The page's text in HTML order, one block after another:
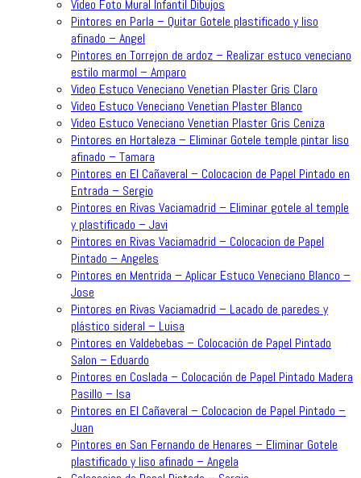
Video Foto Mural Infantil Dibujos
Pintores en Parla – Quitar Gotele plastificado y liso
afinado – Angel
Pintores en Torrejon de ardoz – Realizar estuco veneciano
estilo marmol – Amparo
Video Estuco Veneciano Venetian Plaster Gris Claro
Video Estuco Veneciano Venetian Plaster Blanco
Video Estuco Veneciano Venetian Plaster Gris Ceniza
Pintores en Hortaleza – Eliminar Gotele temple pintar liso
afinado – Tamara
Pintores en El Cañaveral – Colocacion de Papel Pintado en
Entrada – Sergio
Pintores en Rivas Vaciamadrid – Eliminar gotele al temple
y plastificado – Javi
Pintores en Rivas Vaciamadrid – Colocacion de Papel
Pintado – Angeles
Pintores en Mentrida – Aplicar Estuco Veneciano Blanco –
Jose
Pintores en Rivas Vaciamadrid – Lacado de paredes y
plástico sideral – Luisa
Pintores en Valdebebas – Colocación de Papel Pintado
Salon – Eduardo
Pintores en Coslada – Colocación de Papel Pintado Madera
Pasillo – Isa
Pintores en El Cañaveral – Colocacion de Papel Pintado –
Juan
Pintores en San Fernando de Henares – Eliminar Gotele
plastificado y liso afinado – Angela